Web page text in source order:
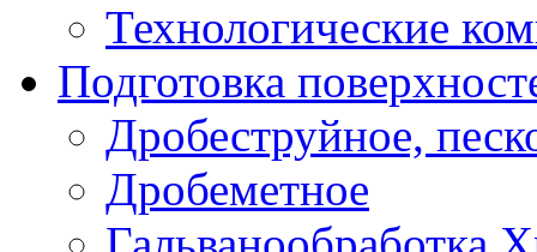
Технологические
Подготовка
Дробеструйное,
Дробеметное